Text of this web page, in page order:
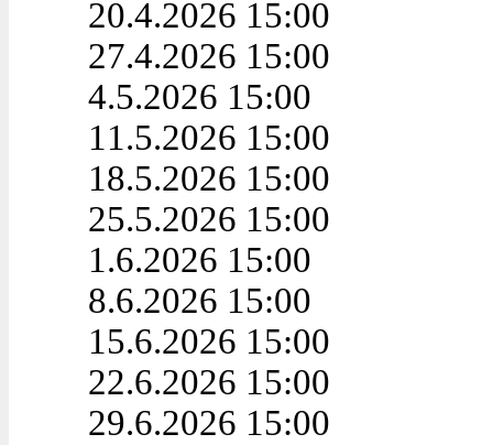
20.4.2026 15:00
27.4.2026 15:00
4.5.2026 15:00
11.5.2026 15:00
18.5.2026 15:00
25.5.2026 15:00
1.6.2026 15:00
8.6.2026 15:00
15.6.2026 15:00
22.6.2026 15:00
29.6.2026 15:00